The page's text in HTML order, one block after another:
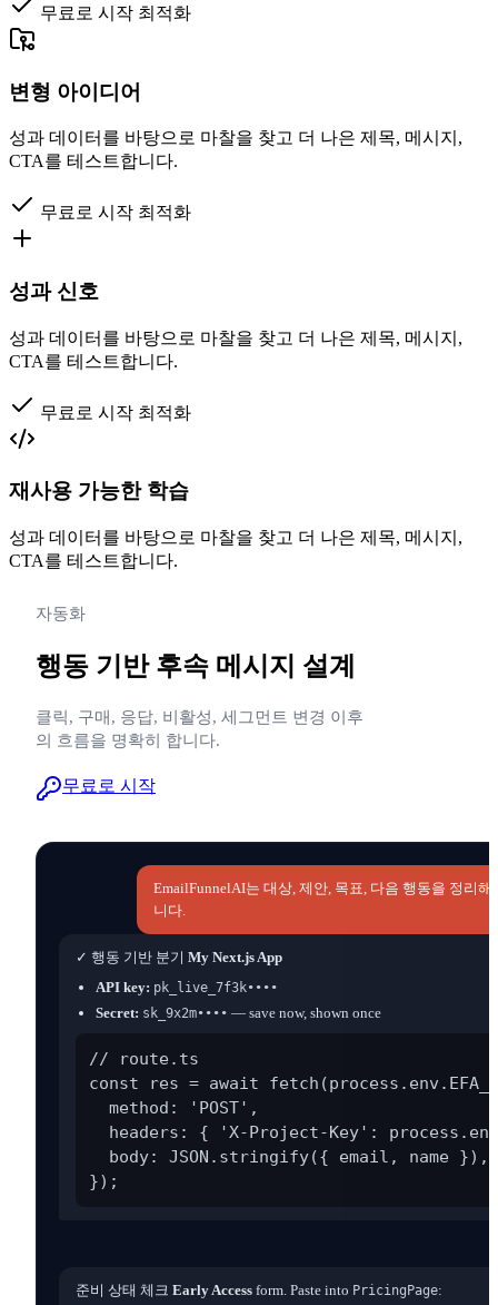
무료로 시작 최적화
변형 아이디어
성과 데이터를 바탕으로 마찰을 찾고 더 나은 제목, 메시지,
CTA를 테스트합니다.
무료로 시작 최적화
성과 신호
성과 데이터를 바탕으로 마찰을 찾고 더 나은 제목, 메시지,
CTA를 테스트합니다.
무료로 시작 최적화
재사용 가능한 학습
성과 데이터를 바탕으로 마찰을 찾고 더 나은 제목, 메시지,
CTA를 테스트합니다.
자동화
행동 기반 후속 메시지 설계
클릭, 구매, 응답, 비활성, 세그먼트 변경 이후
의 흐름을 명확히 합니다.
무료로 시작
EmailFunnelAI는 대상, 제안, 목표, 다음 행동을 정리
니다.
✓ 행동 기반 분기My Next.js App
API key: pk_live_7f3k••••
Secret: sk_9x2m•••• — save now, shown once
// route.ts
const res = await
  method: 'POST',
headers: { 'X-Project-Key':
  body: JSON.stringify({ email, name }),
});
준비 상태 체크Early Access form. Paste into PricingPage: